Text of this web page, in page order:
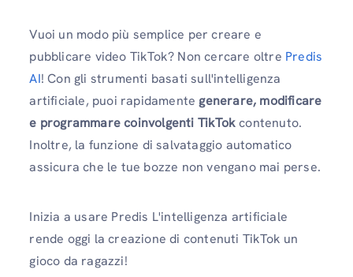
Vuoi un modo più semplice per creare e
pubblicare video TikTok? Non cercare oltre Predis
AI! Con gli strumenti basati sull'intelligenza
artificiale, puoi rapidamente generare, modificare
e programmare coinvolgenti TikTokcontenuto.
Inoltre, la funzione di salvataggio automatico
assicura che le tue bozze non vengano mai perse.
Inizia a usare Predis L'intelligenza artificiale
rende oggi la creazione di contenuti TikTok un
gioco da ragazzi!